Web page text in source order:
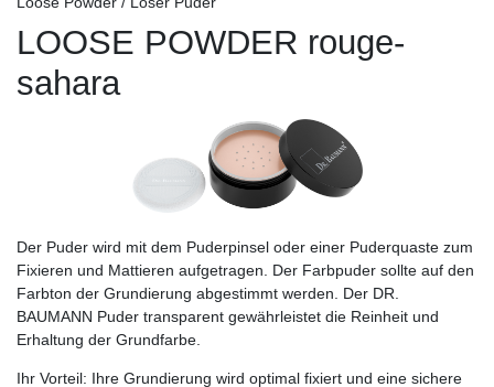
LOOSE POWDER rouge-
sahara
Der Puder wird mit dem Puderpinsel oder einer Puderquaste zum
Fixieren und Mattieren aufgetragen. Der Farbpuder sollte auf den
Farbton der Grundierung abgestimmt werden. Der DR.
BAUMANN Puder transparent gewährleistet die Reinheit und
Erhaltung der Grundfarbe.
Ihr Vorteil: Ihre Grundierung wird optimal fixiert und eine sichere